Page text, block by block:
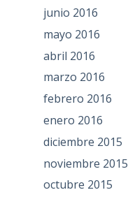
junio 2016
mayo 2016
abril 2016
marzo 2016
febrero 2016
enero 2016
diciembre 2015
noviembre 2015
octubre 2015